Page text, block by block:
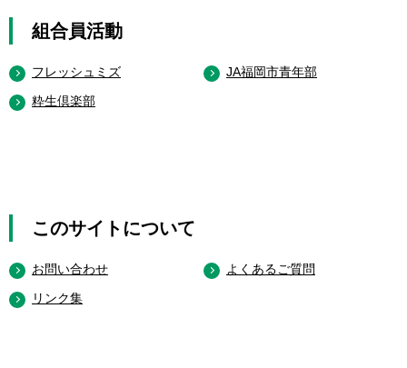
組合員活動
フレッシュミズ
JA福岡市青年部
粋生倶楽部
このサイトについて
お問い合わせ
よくあるご質問
リンク集